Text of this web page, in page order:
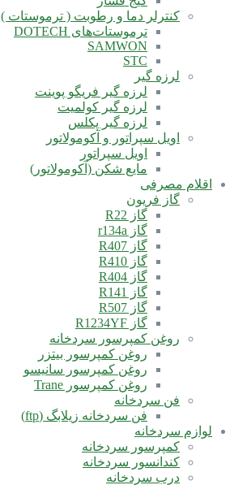
کنترلر دما و رطوبت ( ترموستات )
ترموستات‌های DOTECH
SAMWON
STC
لرزه گیر
لرزه گیر فریگو پوینت
لرزه گیر کولمیت
لرزه گیر پکلس
اویل سپراتور و آکومولاتور
اویل سپراتور
مایع شکن (آکومولاتور)
اقلام مصرفی
گاز فریون
گاز R22
گاز r134a
گاز R407
گاز R410
گاز R404
گاز R141
گاز R507
گاز R1234YF
روغن کمپرسور سردخانه
روغن کمپرسور بیتزر
روغن کمپرسور سانیسو
روغن کمپرسور Trane
فن سردخانه
فن سردخانه زیلابگ (ftp)
لوازم سردخانه
کمپرسور سردخانه
کندانسور سردخانه
درب سردخانه